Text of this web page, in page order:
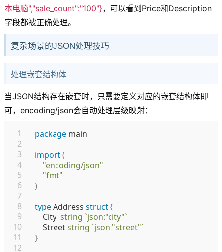
本电脑","sale_count":"100"}，可以看到Price和Description
字段都被正确处理。
复杂场景的JSON处理技巧
处理嵌套结构体
当JSON结构存在嵌套时，只需要定义对应的嵌套结构体即
可，encoding/json会自动处理层级映射：
package main
import(
"encoding/json"
"fmt"
)
type Address struct{
	City
string `json:"city"`
	Street
string `json:"street"`
}